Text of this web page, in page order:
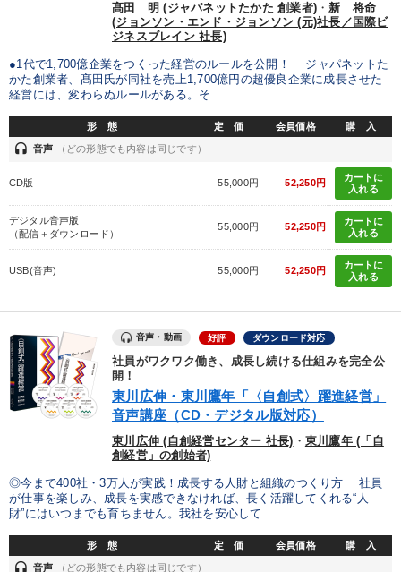
髙田 明 (ジャパネットたかた 創業者) ・新 将命
(ジョンソン・エンド・ジョンソン (元)社長／国際ビ
ジネスブレイン 社長)
●1代で1,700億企業をつくった経営のルールを公開！ ジャパネットた
かた創業者、髙田氏が同社を売上1,700億円の超優良企業に成長させた
経営には、変わらぬルールがある。そ...
形 態 定 価 会員価格 購 入
headset 音声 （どの形態でも内容は同じです）
CD版 55,000円 52,250円
カートに
入れる
デジタル音声版
（配信＋ダウンロード）
55,000円 52,250円
カートに
入れる
USB(音声) 55,000円 52,250円
カートに
入れる
音声・動画 好評 ダウンロード対応
社員がワクワク働き、成長し続ける仕組みを完全公
開！
東川広伸・東川鷹年「〈自創式〉躍進経営」
音声講座（CD・デジタル版対応）
東川広伸 (自創経営センター 社長) ・ 東川鷹年 (「自
創経営」の創始者)
◎今まで400社・3万人が実践！成長する人財と組織のつくり方 社員
が仕事を楽しみ、成長を実感できなければ、長く活躍してくれる“人
財”にはいつまでも育ちません。我社を安心して...
形 態 定 価 会員価格 購 入
headset 音声 （どの形態でも内容は同じです）